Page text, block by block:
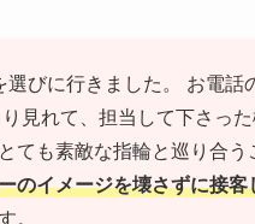
選びに行きました。 お電
見れて、担当して下さっ
ても素敵な指輪と巡り合う
のイメージを壊さずに接
。